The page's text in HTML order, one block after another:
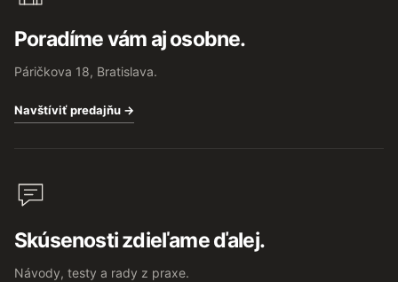
Poradíme vám aj osobne.
Páričkova 18, Bratislava.
Navštíviť predajňu →
Skúsenosti zdieľame ďalej.
Návody, testy a rady z praxe.